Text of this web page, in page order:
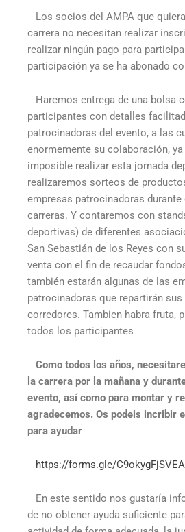
Los socios del AMPA que
carrera no necesitan realizar
realizar ningún pago para
participación ya se ha abonado
Haremos entrega de una bolsa
participantes con detalles
patrocinadoras del evento, a las
enormemente su colaboración,
imposible realizar esta jornada
realizaremos sorteos de
empresas patrocinadoras
carreras. Y contaremos con
deportivas) de diferentes
San Sebastián de los Reyes con
venta con el fin de recaudar
también estarán algunas de las
patrocinadoras que repartirán
corredores. Tambien habra fruta,
todos los participantes
Como todos los años,
la carrera por la mañana y
evento, así como para montar y
agradecemos. Os podeis incribir
para ayudar
https://forms.gle/
En este sentido nos gustaría
de no obtener ayuda suficiente